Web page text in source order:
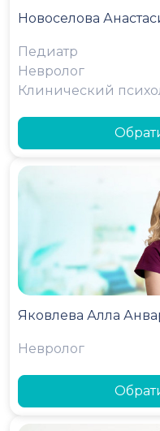
Новоселова
Педиатр
Невролог
Клинический
Яковлева Алла
Невролог